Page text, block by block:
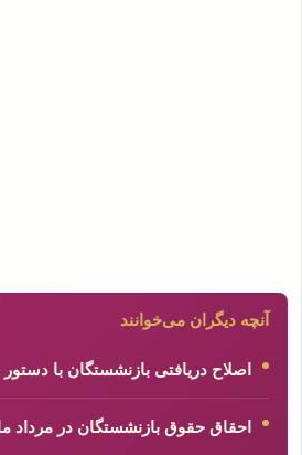
آنچه دیگران می‌خوانند
اصلاح دریافتی بازنشستگان با دستور
احقاق حقوق بازنشستگان در مرداد